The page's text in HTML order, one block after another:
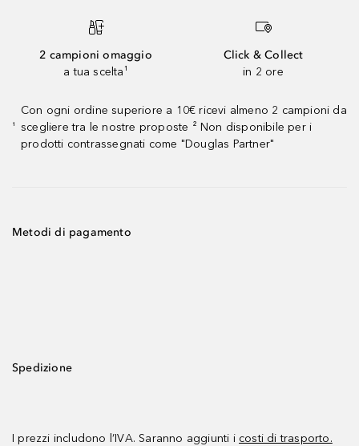
2 campioni omaggio
a tua scelta¹
Click & Collect
in 2 ore
¹
Con ogni ordine superiore a 10€ ricevi almeno 2 campioni da
scegliere tra le nostre proposte ² Non disponibile per i
prodotti contrassegnati come "Douglas Partner"
Metodi di pagamento
Spedizione
I prezzi includono l’IVA. Saranno aggiunti i costi di trasporto.